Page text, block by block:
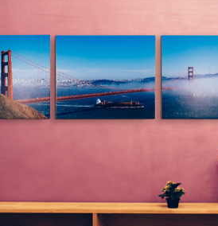
Ваш город:
Ваш регион доставки
Выберите из списка: